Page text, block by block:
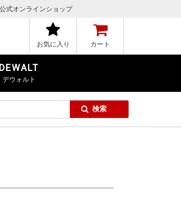
式オンラインショップ
お気に入り カート
DEWALT
デウォルト